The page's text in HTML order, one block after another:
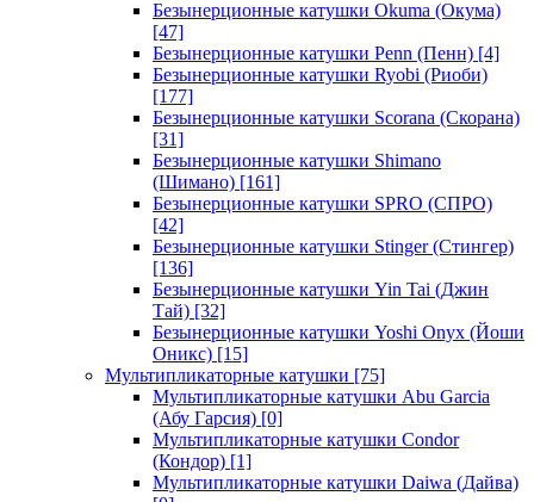
Безынерционные катушки Okuma (Окума)
[47]
Безынерционные катушки Penn (Пенн) [4]
Безынерционные катушки Ryobi (Риоби)
[177]
Безынерционные катушки Scorana (Скорана)
[31]
Безынерционные катушки Shimano
(Шимано) [161]
Безынерционные катушки SPRO (СПРО)
[42]
Безынерционные катушки Stinger (Стингер)
[136]
Безынерционные катушки Yin Tai (Джин
Тай) [32]
Безынерционные катушки Yoshi Onyx (Йоши
Оникс) [15]
Мультипликаторные катушки [75]
Мультипликаторные катушки Abu Garcia
(Абу Гарсия) [0]
Мультипликаторные катушки Condor
(Кондор) [1]
Мультипликаторные катушки Daiwa (Дайва)